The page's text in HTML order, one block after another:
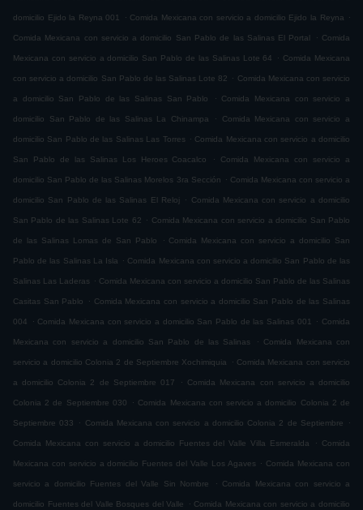
domicilio Ejido la Reyna 001 . Comida Mexicana con servicio a domicilio Ejido la Reyna .
Comida Mexicana con servicio a domicilio San Pablo de las Salinas El Portal . Comida
Mexicana con servicio a domicilio San Pablo de las Salinas Lote 64 . Comida Mexicana
con servicio a domicilio San Pablo de las Salinas Lote 82 . Comida Mexicana con servicio
a domicilio San Pablo de las Salinas San Pablo . Comida Mexicana con servicio a
domicilio San Pablo de las Salinas La Chinampa . Comida Mexicana con servicio a
domicilio San Pablo de las Salinas Las Torres . Comida Mexicana con servicio a domicilio
San Pablo de las Salinas Los Heroes Coacalco . Comida Mexicana con servicio a
domicilio San Pablo de las Salinas Morelos 3ra Sección . Comida Mexicana con servicio a
domicilio San Pablo de las Salinas El Reloj . Comida Mexicana con servicio a domicilio
San Pablo de las Salinas Lote 62 . Comida Mexicana con servicio a domicilio San Pablo
de las Salinas Lomas de San Pablo . Comida Mexicana con servicio a domicilio San
Pablo de las Salinas La Isla . Comida Mexicana con servicio a domicilio San Pablo de las
Salinas Las Laderas . Comida Mexicana con servicio a domicilio San Pablo de las Salinas
Casitas San Pablo . Comida Mexicana con servicio a domicilio San Pablo de las Salinas
004 . Comida Mexicana con servicio a domicilio San Pablo de las Salinas 001 . Comida
Mexicana con servicio a domicilio San Pablo de las Salinas . Comida Mexicana con
servicio a domicilio Colonia 2 de Septiembre Xochimiquia . Comida Mexicana con servicio
a domicilio Colonia 2 de Septiembre 017 . Comida Mexicana con servicio a domicilio
Colonia 2 de Septiembre 030 . Comida Mexicana con servicio a domicilio Colonia 2 de
Septiembre 033 . Comida Mexicana con servicio a domicilio Colonia 2 de Septiembre .
Comida Mexicana con servicio a domicilio Fuentes del Valle Villa Esmeralda . Comida
Mexicana con servicio a domicilio Fuentes del Valle Los Agaves . Comida Mexicana con
servicio a domicilio Fuentes del Valle Sin Nombre . Comida Mexicana con servicio a
domicilio Fuentes del Valle Bosques del Valle . Comida Mexicana con servicio a domicilio